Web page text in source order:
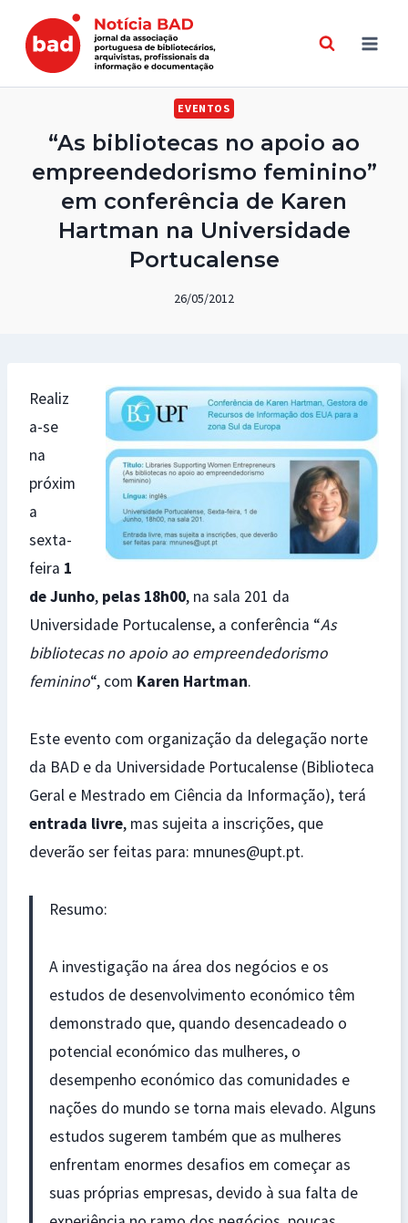
content
EVENTOS
“As bibliotecas no apoio ao
empreendedorismo feminino”
em conferência de Karen
Hartman na Universidade
Portucalense
26/05/2012
Realiz
a-se
na
próxim
a
sexta-
feira 1
de Junho, pelas 18h00, na sala 201 da
Universidade Portucalense, a conferência “As
bibliotecas no apoio ao empreendedorismo
feminino“, com Karen Hartman.
Este evento com organização da delegação norte
da BAD e da Universidade Portucalense (Biblioteca
Geral e Mestrado em Ciência da Informação), terá
entrada livre, mas sujeita a inscrições, que
deverão ser feitas para: mnunes@upt.pt.
Resumo:
A investigação na área dos negócios e os
estudos de desenvolvimento económico têm
demonstrado que, quando desencadeado o
potencial económico das mulheres, o
desempenho económico das comunidades e
nações do mundo se torna mais elevado. Alguns
estudos sugerem também que as mulheres
enfrentam enormes desafios em começar as
suas próprias empresas, devido à sua falta de